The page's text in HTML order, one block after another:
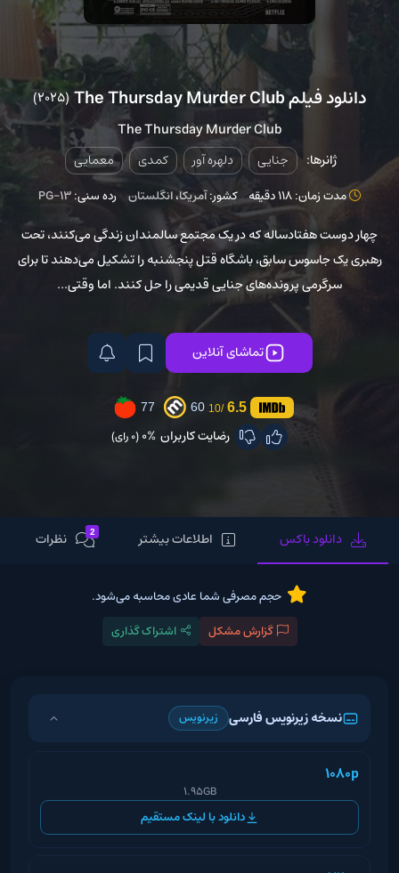
دانلود فیلم The Thursday Murder Club (2025)
The Thursday Murder Club
ژانرها: جنایی دلهره آور کمدی معمایی
مدت زمان: 118 دقیقه کشور:آمریکا،انگلستان رده سنی:PG-13
چهار دوست هفتادساله که در یک مجتمع سالمندان زندگی می‌کنند، تحت
رهبری یک جاسوس سابق، باشگاه قتل پنجشنبه را تشکیل می‌دهند تا برای
سرگرمی پرونده‌های جنایی قدیمی را حل کنند. اما وقتی...
تماشای آنلاین
6.5
/10
60
77
رضایت کاربران 0%(0 رای)
دانلود باکس اطلاعات بیشتر 2 نظرات
حجم مصرفی شما عادی محاسبه می‌شود.
گزارش مشکل
اشتراک گذاری
نسخه زیرنویس فارسی زیرنویس
1080p
1.95GB
دانلود با لینک مستقیم